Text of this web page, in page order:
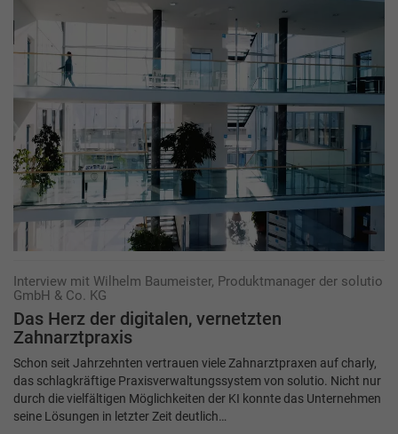
Interview mit Wilhelm Baumeister, Produktmanager der solutio
GmbH & Co. KG
Das Herz der digitalen,­­ ­vernetzten
Zahnarztpraxis
Schon seit Jahrzehnten vertrauen viele Zahnarztpraxen auf charly,
das schlagkräftige Praxisverwaltungssystem von solutio. Nicht nur
durch die vielfältigen Möglichkeiten der KI konnte das Unternehmen
seine Lösungen in letzter Zeit deutlich…